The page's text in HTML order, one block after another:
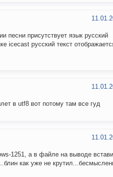
песни присутствует язык русский
icecast русский текст
в utf8 вот потому там все гуд
1251, а в файле на выводе
как уже не